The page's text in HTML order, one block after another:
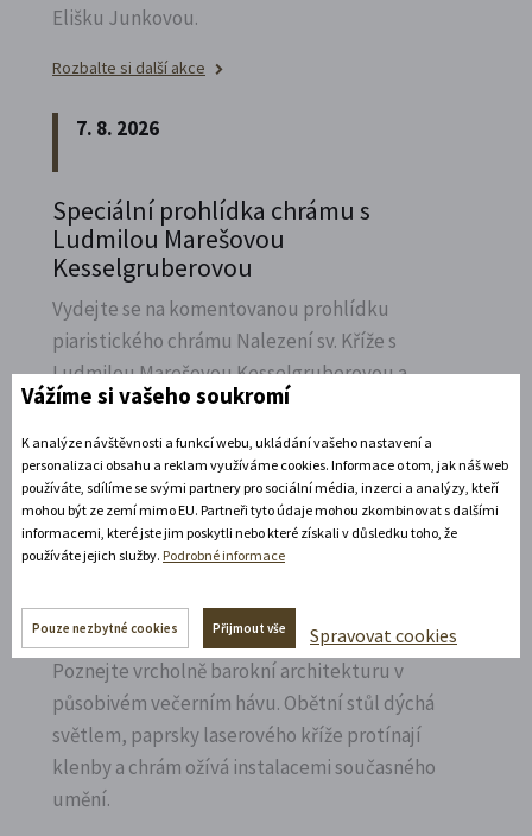
Elišku Junkovou.
Rozbalte si další akce
7. 8. 2026
Speciální prohlídka chrámu s
Ludmilou Marešovou
Kesselgruberovou
Vydejte se na komentovanou prohlídku
piaristického chrámu Nalezení sv. Kříže s
Ludmilou Marešovou Kesselgruberovou a
poznejte jeho interiéry i bohatou sochařskou
výzdobu z trochu jiné perspektivy.
Rozbalte si další akce
7. 8. 2026
Noční prohlídka piaristického chrámu
Poznejte vrcholně barokní architekturu v
působivém večerním hávu. Obětní stůl dýchá
světlem, paprsky laserového kříže protínají
klenby a chrám ožívá instalacemi současného
umění.
Vážíme si vašeho soukromí
K analýze návštěvnosti a funkcí webu, ukládání vašeho nastavení a
personalizaci obsahu a reklam využíváme cookies. Informace o tom, jak náš web
používáte, sdílíme se svými partnery pro sociální média, inzerci a analýzy, kteří
mohou být ze zemí mimo EU. Partneři tyto údaje mohou zkombinovat s dalšími
informacemi, které jste jim poskytli nebo které získali v důsledku toho, že
používáte jejich služby. Podrobné informace
Pouze nezbytné cookies Přijmout vše Spravovat cookies